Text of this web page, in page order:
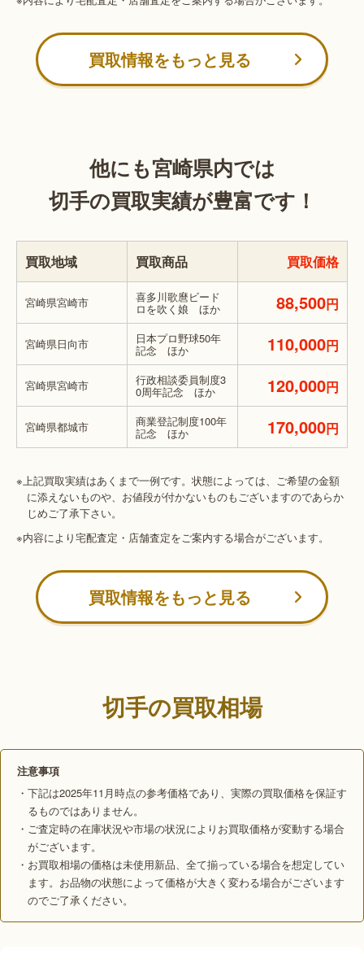
買取情報をもっと見る
他にも宮崎県内では
切手の買取実績が豊富です！
買取地域 買取商品 買取価格
宮崎県宮崎市 喜多川歌麿ビード
ロを吹く娘 ほか 88,500円
宮崎県日向市 日本プロ野球50年
記念 ほか 110,000円
宮崎県宮崎市 行政相談委員制度3
0周年記念 ほか 120,000円
宮崎県都城市 商業登記制度100年
記念 ほか 170,000円
※上記買取実績はあくまで一例です。状態によっては、ご希望の金額
に添えないものや、お値段が付かないものもございますのであらか
じめご了承下さい。
※内容により宅配査定・店舗査定をご案内する場合がございます。
買取情報をもっと見る
切手の買取相場
注意事項
・下記は2025年11月時点の参考価格であり、実際の買取価格を保証す
るものではありません。
・ご査定時の在庫状況や市場の状況によりお買取価格が変動する場合
がございます。
・お買取相場の価格は未使用新品、全て揃っている場合を想定してい
ます。お品物の状態によって価格が大きく変わる場合がございます
のでご了承ください。